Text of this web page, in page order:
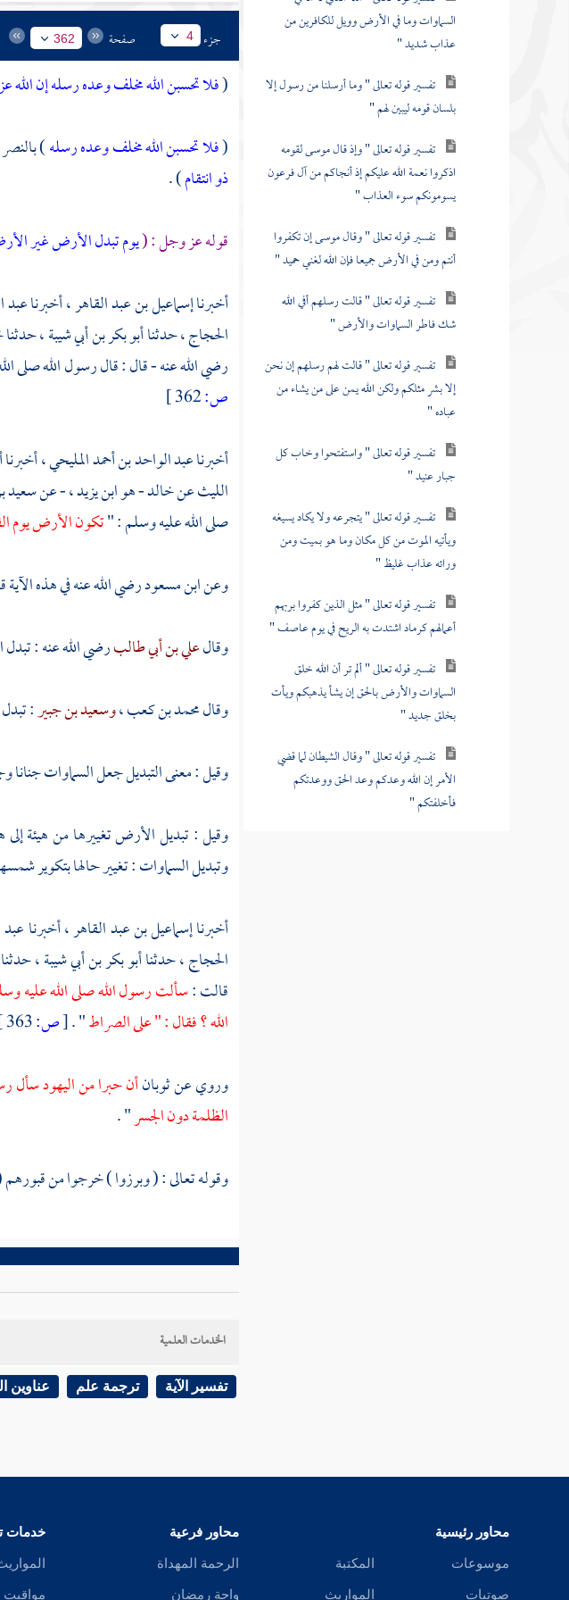
السماوات وما في الأرض وويل للكافرين من
عذاب شديد "
تفسير قوله تعالى " وما أرسلنا من رسول إلا
بلسان قومه ليبين لهم "
تفسير قوله تعالى " وإذ قال موسى لقومه
اذكروا نعمة الله عليكم إذ أنجاكم من آل فرعون
يسومونكم سوء العذاب "
تفسير قوله تعالى " وقال موسى إن تكفروا
أنتم ومن في الأرض جميعا فإن الله لغني حميد "
تفسير قوله تعالى " قالت رسلهم أفي الله
شك فاطر السماوات والأرض "
تفسير قوله تعالى " قالت لهم رسلهم إن نحن
إلا بشر مثلكم ولكن الله يمن على من يشاء من
عباده "
تفسير قوله تعالى " واستفتحوا وخاب كل
جبار عنيد "
تفسير قوله تعالى " يتجرعه ولا يكاد يسيغه
ويأتيه الموت من كل مكان وما هو بميت ومن
ورائه عذاب غليظ "
تفسير قوله تعالى " مثل الذين كفروا بربهم
أعمالهم كرماد اشتدت به الريح في يوم عاصف "
تفسير قوله تعالى " ألم تر أن الله خلق
السماوات والأرض بالحق إن يشأ يذهبكم ويأت
بخلق جديد "
تفسير قوله تعالى " وقال الشيطان لما قضي
الأمر إن الله وعدكم وعد الحق ووعدتكم
فأخلفتكم "
ولا في السماء "
ومن ذريتي ربنا وتقبل دعاء "
جزء 4 صفحة 362
(فلا تحسبن الله مخلف وعده رسله إن الله
(فلا تحسبن الله مخلف وعده رسله)
ذو انتقام) .
قوله عز وجل : (يوم تبدل الأرض غير
أخبرناإسماعيل بن عبد القاهر، أخبرناعبد
الحجاج، حدثنا أبو بكر بن أبي شيبة ، حدثنا
رضي الله عنه - قال : قال رسول الله صلى
ص:
أخبرناعبد الواحد بن أحمد المليحي، أخبرنا
الليثعنخالد - هو ابن يزيد ،- عنسعيد
صلى الله عليه وسلم : "تكون الأرض يوم
وعنابن مسعودرضي الله عنه في هذه
وقالعلي بن أبي طالبرضي الله عنه :
وقالمحمد بن كعب ،وسعيد بن جبير:
وقيل : معنى التبديل جعل السماوات جنانا
وقيل : تبديل الأرض تغييرها من هيئة
وتبديل السماوات : تغيير حالها بتكوير
أخبرناإسماعيل بن عبد القاهر، أخبرنا
الحجاج، حدثناأبو بكر بن أبي شيبة، حدثنا
قالت :سألت رسول الله صلى الله عليه
الله ؟ فقال : " على الصراط" .
[ص:
وروي عنثوبانأن حبرا من اليهود سأل
الظلمة دون الجسر" .
وقوله تعالى : ( وبرزوا ) خرجوا من
الخدمات العلمية
تفسير الآية ترجمة علم عناوين
محاور رئيسية
موسوعات
صوتيات
المكتبة
المواريث
محاور فرعية
الرحمة المهداة
واحة رمضان
خدمات
مواقيت